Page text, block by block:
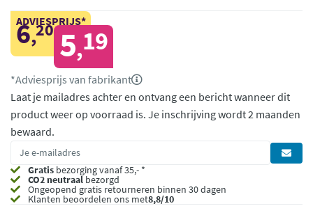
ADVIESPRIJS*
6,20 5,19
*Adviesprijs van fabrikant
Laat je mailadres achter en ontvang een bericht wanneer dit
product weer op voorraad is. Je inschrijving wordt 2 maanden
bewaard.
Gratis bezorging vanaf 35,- *
CO2 neutraalbezorgd
Ongeopend gratis retourneren binnen 30 dagen
Klanten beoordelen ons met8,8/10